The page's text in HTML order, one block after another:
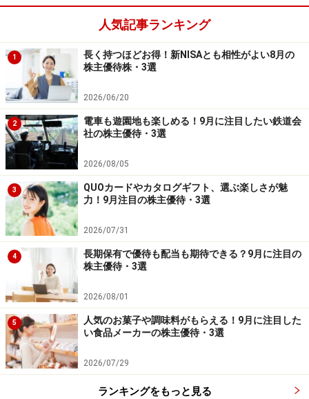
※抽選で20名にAmazonギフト券1000円分プレゼント
※謝礼付きの限定アンケートやモニター企画に参加が可能に
なります
人気記事ランキング
1
長く持つほどお得！新NISAとも相性がよい8月の
株主優待株・3選
2026/06/20
2
電車も遊園地も楽しめる！9月に注目したい鉄道会
社の株主優待・3選
2026/08/05
3
QUOカードやカタログギフト、選ぶ楽しさが魅
力！9月注目の株主優待・3選
2026/07/31
4
長期保有で優待も配当も期待できる？9月に注目の
株主優待・3選
2026/08/01
5
人気のお菓子や調味料がもらえる！9月に注目した
い食品メーカーの株主優待・3選
2026/07/29
ランキングをもっと見る